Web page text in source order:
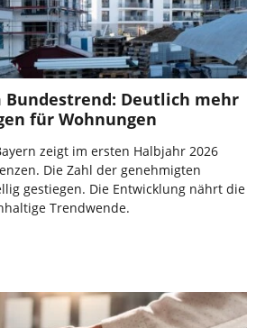
Bundestrend: Deutlich mehr
für Wohnungen
zeigt im ersten Halbjahr 2026
Die Zahl der genehmigten
gestiegen. Die Entwicklung nährt die
Trendwende.